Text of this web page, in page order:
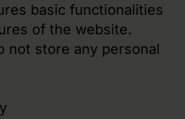
basic functionalities
of the website.
not store any personal